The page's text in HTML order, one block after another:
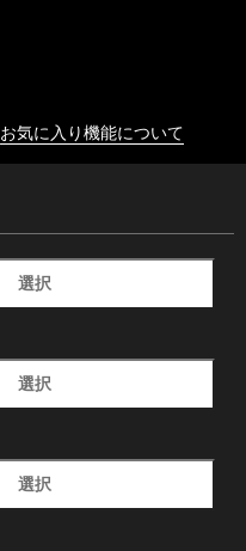
お気に入り機能について
選択
選択
選択